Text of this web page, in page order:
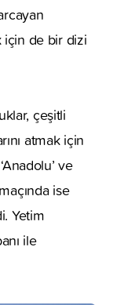
için de bir dizi
çeşitli
atmak için
ve
ise
Yetim
ile